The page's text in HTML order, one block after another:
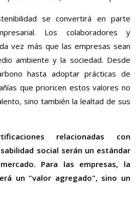
se convertirá en parte
Los colaboradores y
vez más que las empresas sean
ambiente y la sociedad. Desde
hasta adoptar prácticas de
que prioricen estos valores no
sino también la lealtad de sus
relacionadas con
social serán un estándar
Para las empresas, la
un "valor agregado", sino un